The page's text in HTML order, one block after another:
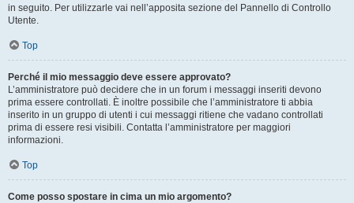
in seguito. Per utilizzarle vai nell’apposita sezione del Pannello di Controllo
Utente.
Top
Perché il mio messaggio deve essere approvato?
L’amministratore può decidere che in un forum i messaggi inseriti devono
prima essere controllati. È inoltre possibile che l’amministratore ti abbia
inserito in un gruppo di utenti i cui messaggi ritiene che vadano controllati
prima di essere resi visibili. Contatta l’amministratore per maggiori
informazioni.
Top
Come posso spostare in cima un mio argomento?